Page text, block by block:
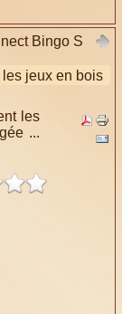
Bingo S
les jeux en bois
les
...